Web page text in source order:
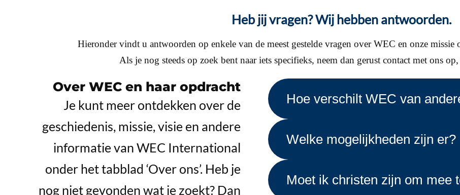
Heb jij vragen? Wij hebben antwoorden.
Hieronder vindt u antwoorden op enkele van de meest gestelde vragen over WEC en onze
Als je nog steeds op zoek bent naar iets specifieks, neem dan gerust contact met ons
Over WEC en haar opdracht
Je kunt meer ontdekken over de
geschiedenis, missie, visie en andere
informatie van WEC International
onder het tabblad ‘Over ons’. Heb je
nog niet gevonden wat je zoekt? Dan
Hoe verschilt WEC van
Welke mogelijkheden zijn er?
Moet ik christen zijn om mee